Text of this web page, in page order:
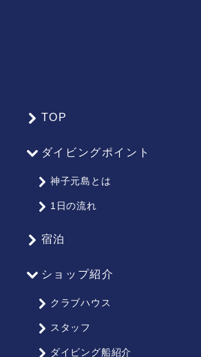
TOP
ダイビングポイント
神子元島とは
1日の流れ
宿泊
ショップ紹介
クラブハウス
スタッフ
ダイビング船紹介